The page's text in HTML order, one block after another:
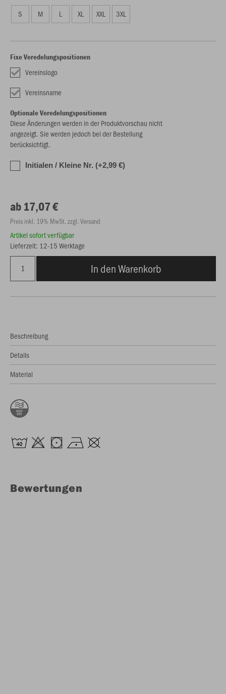
S M L XL XXL 3XL
Fixe Veredelungspositionen
Vereinslogo
Vereinsname
Optionale Veredelungspositionen
Diese Änderungen werden in der Produktvorschau nicht
angezeigt. Sie werden jedoch bei der Bestellung
berücksichtigt.
Initialen / Kleine Nr. (+2,99 €)
ab 17,07 €
Preis inkl. 19% MwSt. zzgl. Versand
Artikel sofort verfügbar
Lieferzeit: 12-15 Werktage
In den Warenkorb
Beschreibung
Details
Material
Bewertungen